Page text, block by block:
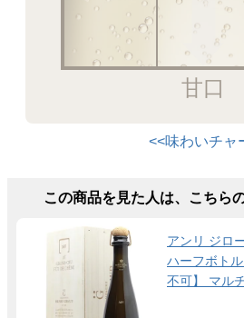
甘口
<<味わいチャ
この商品を見た人は、こちら
アンリ ジロ
ハーフボト
不可】 マル